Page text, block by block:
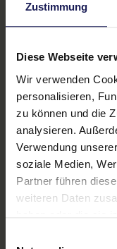
Zustimmung
Diese Webseite
Wir verwenden
personalisieren,
zu können und die
analysieren.
Verwendung
soziale Medien,
Partner führen
weiteren Daten
Die
verstanden und
Mit dem
Richtigkeit meiner
Alter). Fehlerhafte
der Teilnahme